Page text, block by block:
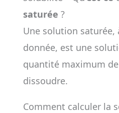
saturée ?
Une solution
donnée, est une
quantité maximum
dissoudre.
Comment calculer la